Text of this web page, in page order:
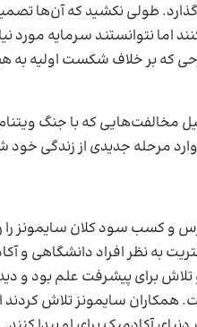
طولی نکشید که آن‌ها
اما نتوانستند سرمایه مورد
بر خلاف شکست اولیه به
مخالفت‌هایی که با جنگ
و کسب سود کلان سایمونز
به نظر افراد دانشگاهی و
برای پیشرفت علم بود و
سایمونز تلاش کردند